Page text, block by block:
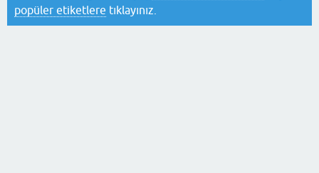
popüler etiketlere tıklayınız.